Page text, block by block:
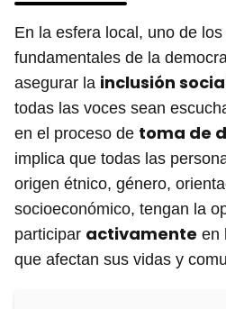
En la esfera local, uno de
fundamentales de la
asegurar la inclusión
todas las voces sean
en el proceso de toma de
implica que todas las
origen étnico, género,
socioeconómico, tengan la
participar activamente en
que afectan sus vidas y